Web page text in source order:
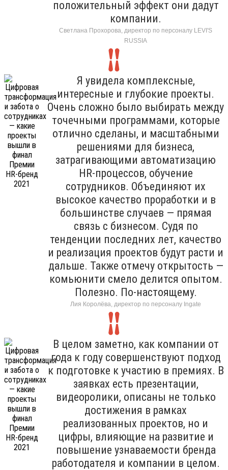
положительный эффект они дадут
компании.
Светлана Прохорова, директор по персоналу LEVI'S
RUSSIA
Я увидела комплексные,
интересные и глубокие проекты.
Очень сложно было выбирать между
точечными программами, которые
отлично сделаны, и масштабными
решениями для бизнеса,
затрагивающими автоматизацию
HR-процессов, обучение
сотрудников. Объединяют их
высокое качество проработки и в
большинстве случаев — прямая
связь с бизнесом. Судя по
тенденции последних лет, качество
и реализация проектов будут расти и
дальше. Также отмечу открытость —
комьюнити смело делится опытом.
Полезно. По-настоящему.
Лия Королёва, директор по персоналу Ingate
В целом заметно, как компании от
года к году совершенствуют подход
к подготовке к участию в премиях. В
заявках есть презентации,
видеоролики, описаны не только
достижения в рамках
реализованных проектов, но и
цифры, влияющие на развитие и
повышение узнаваемости бренда
работодателя и компании в целом.